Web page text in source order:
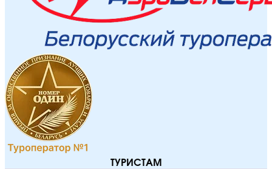
ТУРИСТАМ